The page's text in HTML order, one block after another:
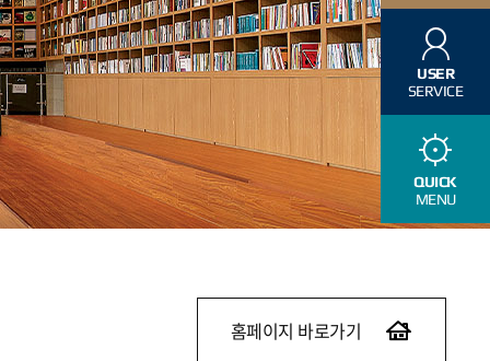
홈페이지 바로가기
USER
SERVICE
QUICK
MENU